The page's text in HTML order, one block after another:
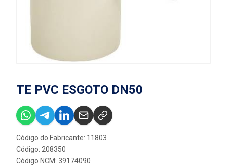
TE PVC ESGOTO DN50
Código do Fabricante: 11803
Código: 208350
Código NCM: 39174090